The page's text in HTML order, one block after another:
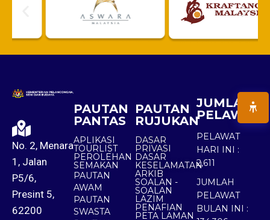
No. 2, Menara
1, Jalan
P5/6,
Presint 5,
62200
PAUTAN
PANTAS
APLIKASI
TOURLIST
PEROLEHAN
SEMAKAN
PAUTAN
AWAM
PAUTAN
SWASTA
PAUTAN
RUJUKAN
DASAR
PRIVASI
DASAR
KESELAMATAN
ARKIB
SOALAN -
SOALAN
LAZIM
PENAFIAN
PETA LAMAN
JUMLAH
PELAWAT
PELAWAT
HARI INI :
2,611
JUMLAH
PELAWAT
BULAN INI :